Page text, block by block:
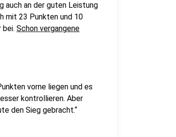
auch an der guten Leistung
mit 23 Punkten und 10
bei. Schon vergangene
vorne liegen und es
kontrollieren. Aber
den Sieg gebracht.“